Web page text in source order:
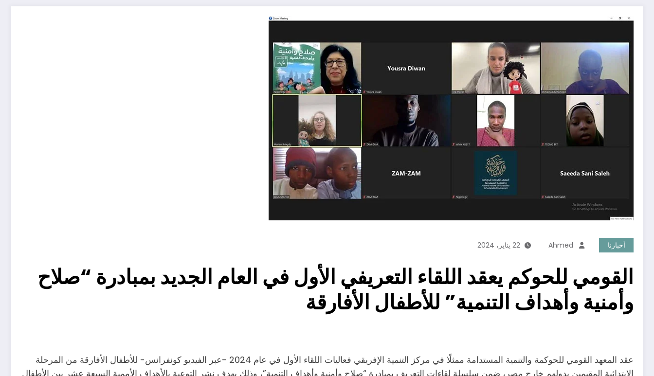
أخبارنا Ahmed 22 يناير، 2024
القومي للحوكم يعقد اللقاء التعريفي الأول في العام الجديد بمبادرة “صلاح
وأمنية وأهداف التنمية” للأطفال الأفارقة
عقد المعهد القومي للحوكمة والتنمية المستدامة ممثلًا في مركز التنمية الإفريقي فعاليات اللقاء الأول في عام 2024 -عبر الفيديو كونفرانس- للأطفال الأفارقة من المرحلة
الابتدائية المقيمين بدولهم خارج مصر، ضمن سلسلة لقاءات التعريف بمبادرة “صلاح وأمنية وأهداف التنمية”، وذلك بهدف نشر التوعية بالأهداف الأممية السبعة عشر بين الأطفال